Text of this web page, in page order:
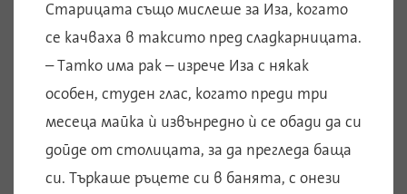
Старицата също мислеше за Иза, когато
се качваха в таксито пред сладкарницата.
– Татко има рак – изрече Иза с някак
особен, студен глас, когато преди три
месеца майка ѝ извънредно ѝ се обади да си
дойде от столицата, за да прегледа баща
си. Търкаше ръцете си в банята, с онези